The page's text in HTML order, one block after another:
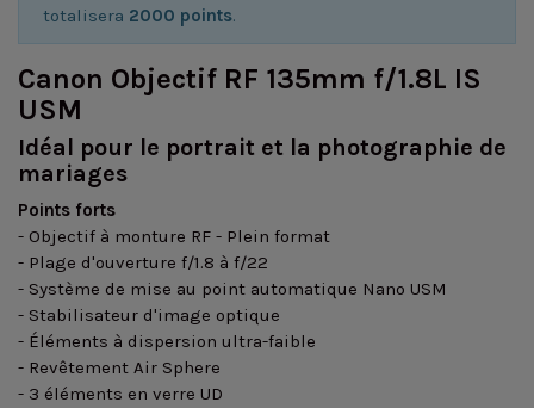
totalisera 2000 points.
Canon Objectif RF 135mm f/1.8L IS
USM
Idéal pour le portrait et la photographie de
mariages
Points forts
- Objectif à monture RF - Plein format
- Plage d'ouverture f/1.8 à f/22
- Système de mise au point automatique Nano USM
- Stabilisateur d'image optique
- Éléments à dispersion ultra-faible
- Revêtement Air Sphere
- 3 éléments en verre UD